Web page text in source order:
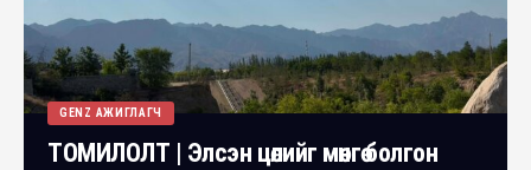
GENZ АЖИГЛАГЧ
ТОМИЛОЛТ | Элсэн цөлийг мөнгө болгон